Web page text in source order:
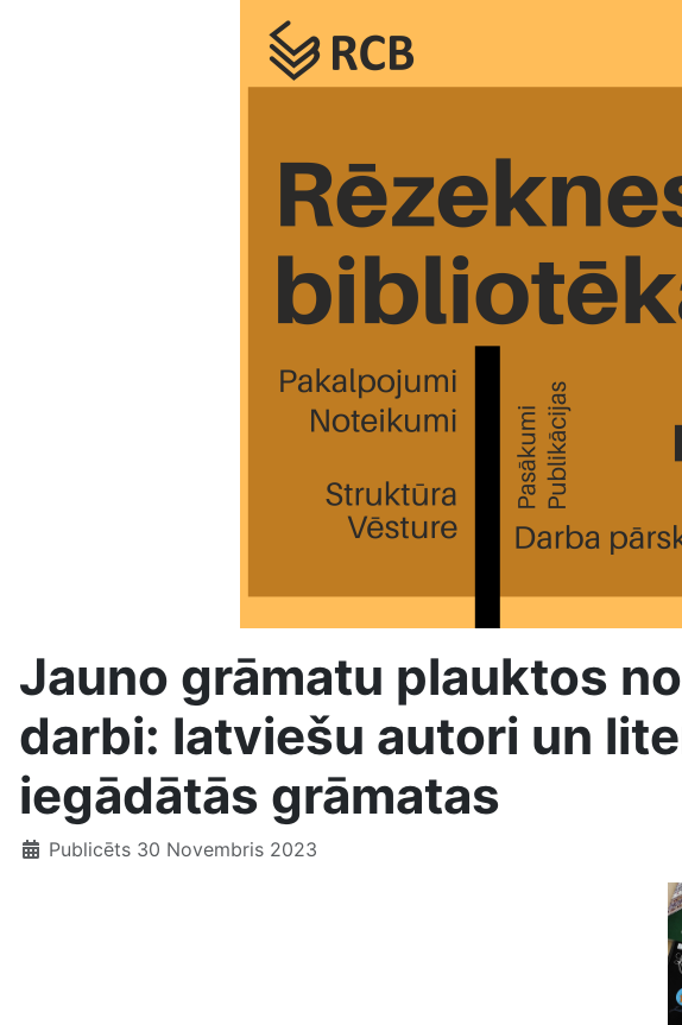
Jauno grāmatu plauktos
darbi: latviešu autori un
iegādātās grāmatas
Publicēts 30 Novembris 2023